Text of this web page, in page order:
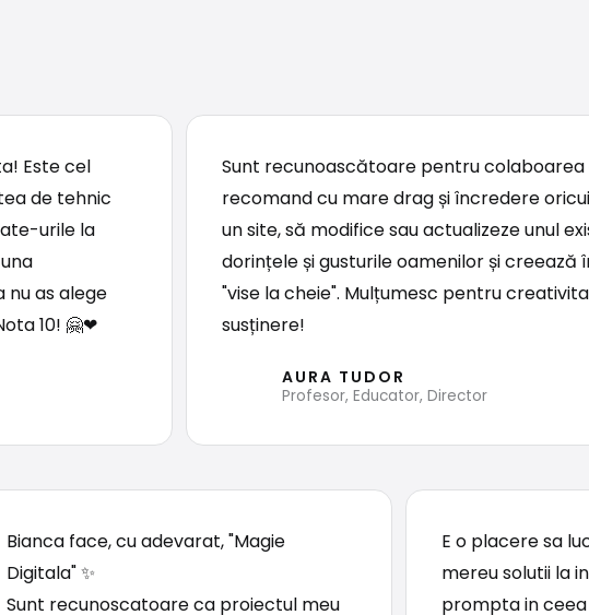
Este cel
de tehnic
urile la
nu as alege
10! 🤗❤
Sunt recunoascătoare pentru colaboarea
recomand cu mare drag și încredere
un site, să modifice sau actualizeze unul
dorințele și gusturile oamenilor și
"vise la cheie". Mulțumesc pentru
susținere!
AURA TUDOR
Profesor, Educator, Director
Bianca face, cu adevarat, "Magie
Digitala" ✨
Sunt recunoscatoare ca proiectul meu
E o placere sa
mereu solutii la
prompta in